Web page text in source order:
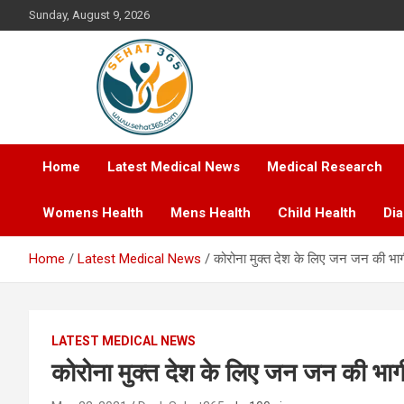
to
Sunday, August 9, 2026
Sehat365
Your's Complete Health Guide
Home
Latest Medical News Medical Research
Womens Health Mens Health Child Health
Home Latest Medical News कोरोना मुक्त देश के लिए जन जन की
LATEST MEDICAL NEWS
कोरोना मुक्त देश के लिए जन जन की